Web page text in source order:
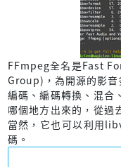
FFmpeg全名是Fast
Group)，為開源的影音
編碼、編碼轉換、混合
哪個地方出來的，從過
當然，它也可以利用
碼。